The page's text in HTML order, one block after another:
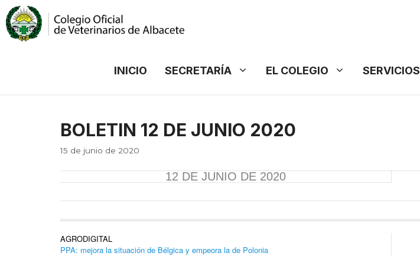
Saltar
al
contenido
INICIO SECRETARÍA EL COLEGIO SERVICIOS
BOLETIN 12 DE JUNIO 2020
15 de junio de 2020
12 DE JUNIO DE 2020
AGRODIGITAL
PPA: mejora la situación de Bélgica y empeora la de Polonia